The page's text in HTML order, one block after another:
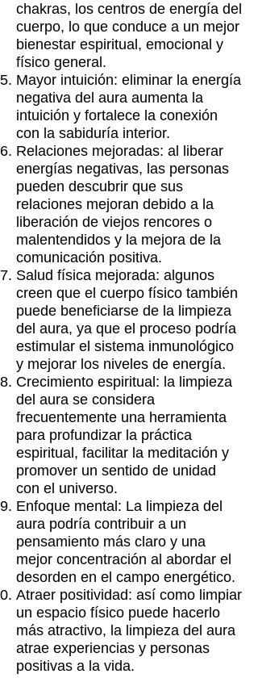
chakras, los centros de energía del
cuerpo, lo que conduce a un mejor
bienestar espiritual, emocional y
físico general.
Mayor intuición: eliminar la energía
negativa del aura aumenta la
intuición y fortalece la conexión
con la sabiduría interior.
Relaciones mejoradas: al liberar
energías negativas, las personas
pueden descubrir que sus
relaciones mejoran debido a la
liberación de viejos rencores o
malentendidos y la mejora de la
comunicación positiva.
Salud física mejorada: algunos
creen que el cuerpo físico también
puede beneficiarse de la limpieza
del aura, ya que el proceso podría
estimular el sistema inmunológico
y mejorar los niveles de energía.
Crecimiento espiritual: la limpieza
del aura se considera
frecuentemente una herramienta
para profundizar la práctica
espiritual, facilitar la meditación y
promover un sentido de unidad
con el universo.
Enfoque mental: La limpieza del
aura podría contribuir a un
pensamiento más claro y una
mejor concentración al abordar el
desorden en el campo energético.
Atraer positividad: así como limpiar
un espacio físico puede hacerlo
más atractivo, la limpieza del aura
atrae experiencias y personas
positivas a la vida.